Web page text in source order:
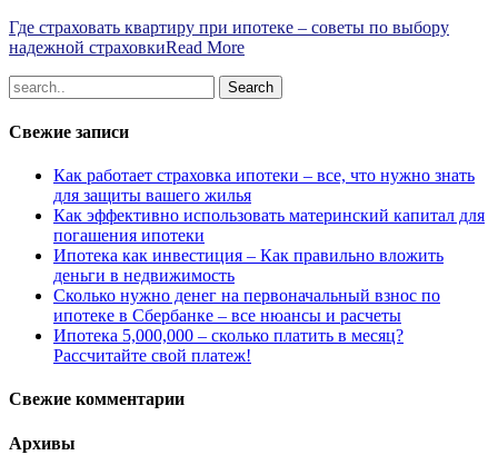
Где страховать квартиру при ипотеке – советы по выбору
надежной страховкиRead More
Свежие записи
Как работает страховка ипотеки – все, что нужно знать
для защиты вашего жилья
Как эффективно использовать материнский капитал для
погашения ипотеки
Ипотека как инвестиция – Как правильно вложить
деньги в недвижимость
Сколько нужно денег на первоначальный взнос по
ипотеке в Сбербанке – все нюансы и расчеты
Ипотека 5,000,000 – сколько платить в месяц?
Рассчитайте свой платеж!
Свежие комментарии
Архивы